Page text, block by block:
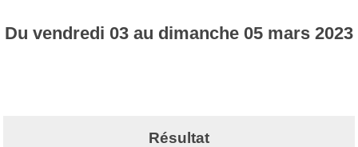
Du vendredi 03 au dimanche 05 mars 2023
Résultat